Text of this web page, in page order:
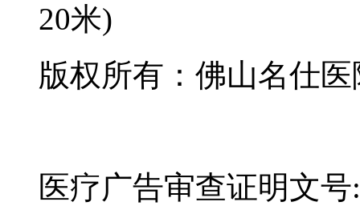
20米)
版权所有：佛山名仕
医疗广告审查证明文